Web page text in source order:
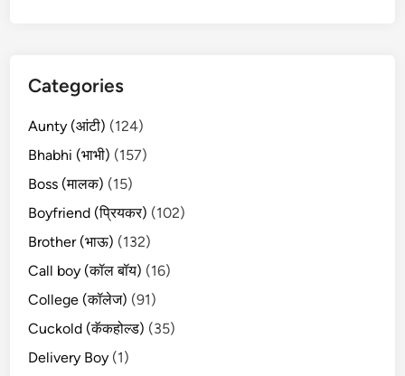
Categories
Aunty (आंटी) (124)
Bhabhi (भाभी) (157)
Boss (मालक) (15)
Boyfriend (प्रियकर) (102)
Brother (भाऊ) (132)
Call boy (कॉल बॉय) (16)
College (कॉलेज) (91)
Cuckold (कॅकहोल्ड) (35)
Delivery Boy (1)